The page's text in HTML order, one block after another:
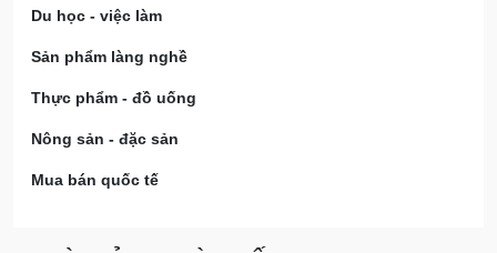
Du học - việc làm
Sản phẩm làng nghề
Thực phẩm - đồ uống
Nông sản - đặc sản
Mua bán quốc tế